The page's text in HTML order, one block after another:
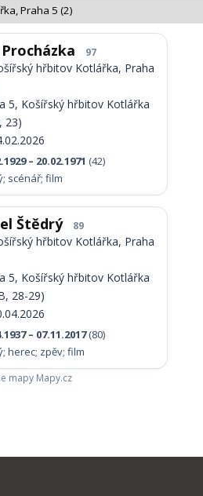
Procházka 97
hřbitov Kotlářka, Praha
5, Košířský hřbitov Kotlářka
23)
– 20.02.1971 (42)
scénář; film
Štědrý 89
hřbitov Kotlářka, Praha
5, Košířský hřbitov Kotlářka
28-29)
– 07.11.2017(80)
herec; zpěv; film
mapy Mapy.cz